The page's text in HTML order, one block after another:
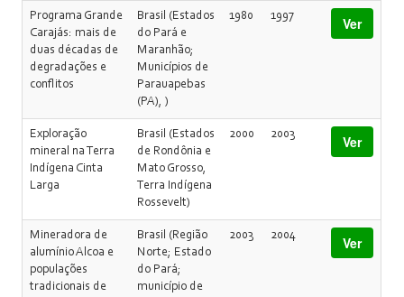
Programa Grande
Carajás: mais de
duas décadas de
degradações e
conflitos
Brasil (Estados
do Pará e
Maranhão;
Municípios de
Parauapebas
(PA), )
1980 1997 Ver
Exploração
mineral na Terra
Indígena Cinta
Larga
Brasil (Estados
de Rondônia e
Mato Grosso,
Terra Indígena
Rossevelt)
2000 2003 Ver
Mineradora de
alumínio Alcoa e
populações
tradicionais de
Brasil (Região
Norte; Estado
do Pará;
município de
2003 2004 Ver